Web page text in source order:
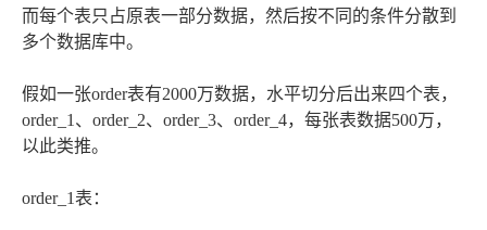
而每个表只占原表一部分数据，然后按不同的条件分散到
多个数据库中。
假如一张order表有2000万数据，水平切分后出来四个表，
order_1、order_2、order_3、order_4，每张表数据500万，
以此类推。
order_1表：